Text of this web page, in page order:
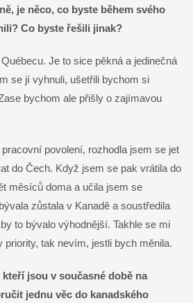
je něco, co byste během svého
Co byste řešili jinak?
Je to sice pěkná a jedinečná
se jí vyhnuli, ušetřili bychom si
bychom ale přišly o zajímavou
povolení, rozhodla jsem se jet
do Čech. Když jsem se pak vrátila do
měsíců doma a učila jsem se
zůstala v Kanadě a soustředila
to bývalo výhodnější. Takhle se mi
priority, tak nevím, jestli bych měnila.
jsou v současné době na
jednu věc do kanadského